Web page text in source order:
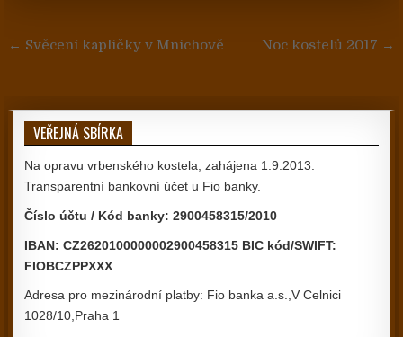
Navigace pro příspěvekNoc kostelů 2017 →
← Svěcení kapličky v Mnichově
VEŘEJNÁ SBÍRKA
Na opravu vrbenského kostela, zahájena 1.9.2013.
Transparentní bankovní účet u Fio banky.
Číslo účtu / Kód banky: 2900458315/2010
IBAN: CZ2620100000002900458315 BIC kód/SWIFT:
FIOBCZPPXXX
Adresa pro mezinárodní platby: Fio banka a.s.,V Celnici
1028/10,Praha 1